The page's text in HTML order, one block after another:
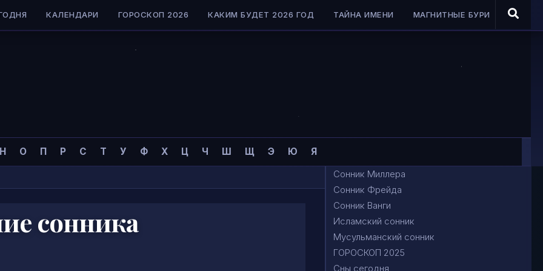
КАЛЕНДАРИ ГОРОСКОП 2026 КАКИМ БУДЕТ 2026 ГОД ТАЙНА ИМЕНИ МАГНИТНЫЕ БУРИ
Н О П Р С Т У Ф Х Ц Ч Ш Щ Э Ю Я
сонника
Сонник Миллера
Сонник Фрейда
Сонник Ванги
Исламский сонник
Мусульманский сонник
ГОРОСКОП 2025
Сны сегодня